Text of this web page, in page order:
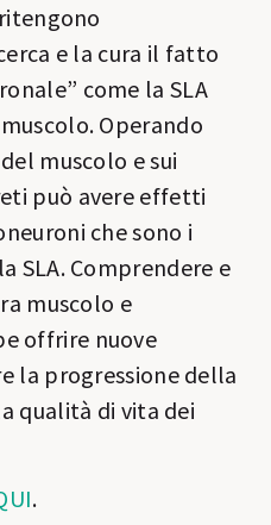
e la cura il fatto
come la SLA
Operando
muscolo e sui
può avere effetti
che sono i
SLA. Comprendere e
muscolo e
offrire nuove
la progressione della
qualità di vita dei
.